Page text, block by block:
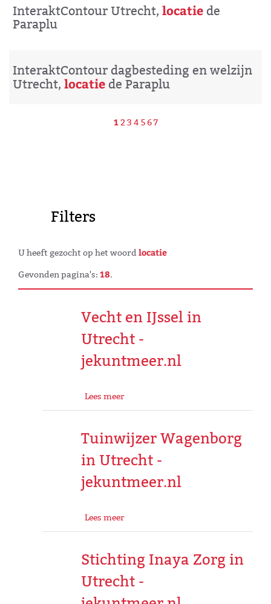
InteraktContour Utrecht, locatie de
Paraplu
InteraktContour dagbesteding en welzijn
Utrecht, locatie de Paraplu
123 4 567
Filters
U heeft gezocht op het woordlocatie
Gevonden pagina's: 18.
Vecht en IJssel in
Utrecht -
jekuntmeer.nl
Lees meer
Tuinwijzer Wagenborg
in Utrecht -
jekuntmeer.nl
Lees meer
Stichting Inaya Zorg in
Utrecht -